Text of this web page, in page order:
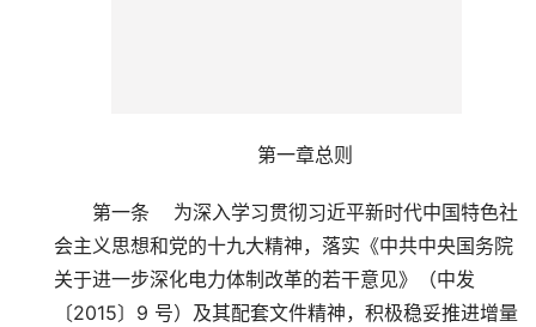
第一章总则
第一条    为深入学习贯彻习近平新时代中国特色社
会主义思想和党的十九大精神，落实《中共中央国务院
关于进一步深化电力体制改革的若干意见》（中发
〔2015〕9 号）及其配套文件精神，积极稳妥推进增量